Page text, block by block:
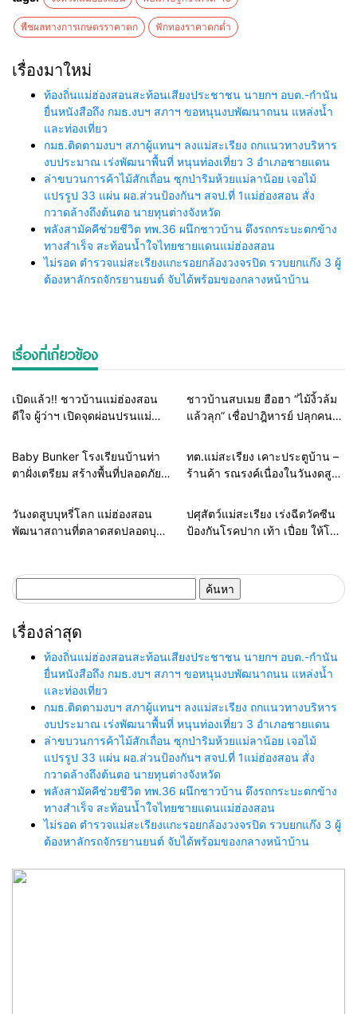
พืชผลทางการเกษตรราคาตก ฟักทองราคาตกต่ำ
เรื่องมาใหม่
ท้องถิ่นแม่ฮ่องสอนสะท้อนเสียงประชาชน นายกฯ อบต.-กำนัน
ยื่นหนังสือถึง กมธ.งบฯ สภาฯ ขอหนุนงบพัฒนาถนน แหล่งน้ำ
และท่องเที่ยว
กมธ.ติดตามงบฯ สภาผู้แทนฯ ลงแม่สะเรียง ถกแนวทางบริหาร
งบประมาณ เร่งพัฒนาพื้นที่ หนุนท่องเที่ยว 3 อำเภอชายแดน
ล่าขบวนการค้าไม้สักเถื่อน ซุกป่าริมห้วยแม่ลาน้อย เจอไม้
แปรรูป 33 แผ่น ผอ.ส่วนป้องกันฯ สจป.ที่ 1แม่ฮ่องสอน สั่ง
กวาดล้างถึงต้นตอ นายทุนต่างจังหวัด
พลังสามัคคีช่วยชีวิต ทพ.36 ผนึกชาวบ้าน ดึงรถกระบะตกข้าง
ทางสำเร็จ สะท้อนน้ำใจไทยชายแดนแม่ฮ่องสอน
ไม่รอด ตำรวจแม่สะเรียงแกะรอยกล้องวงจรปิด รวบยกแก๊ง 3 ผู้
ต้องหาลักรถจักรยานยนต์ จับได้พร้อมของกลางหน้าบ้าน
เรื่องที่เกี่ยวข้อง
รอบรั้วทั่วไทย
เปิดแล้ว!! ชาวบ้านแม่ฮ่องสอน
ดีใจ ผู้ว่าฯ เปิดจุดผ่อนปรนแม่
รอบรั้วทั่วไทย
ชาวบ้านสบเมย ฮือฮา “ไม้งิ้วล้ม
แล้วลุก” เชื่อปาฎิหารย์ ปลุกคนสู้
รอบรั้วทั่วไทย
Baby Bunker โรงเรียนบ้านท่า
ตาฝั่งเตรียม สร้างพื้นที่ปลอดภัย
เรียนรู้
รอบรั้วทั่วไทย
ทต.แม่สะเรียง เคาะประตูบ้าน –
ร้านค้า รณรงค์เนื่องในวันงดสูบ
รอบรั้วทั่วไทย
วันงดสูบบุหรี่โลก แม่ฮ่องสอน
พัฒนาสถานที่ตลาดสดปลอดบุหรี่
รอบรั้วทั่วไทย
ปศุสัตว์แม่สะเรียง เร่งฉีดวัคซีน
ป้องกันโรคปาก เท้า เปื่อย ให้โค
สำหรับ:
เรื่องล่าสุด
ท้องถิ่นแม่ฮ่องสอนสะท้อนเสียงประชาชน นายกฯ อบต.-กำนัน
ยื่นหนังสือถึง กมธ.งบฯ สภาฯ ขอหนุนงบพัฒนาถนน แหล่งน้ำ
และท่องเที่ยว
กมธ.ติดตามงบฯ สภาผู้แทนฯ ลงแม่สะเรียง ถกแนวทางบริหาร
งบประมาณ เร่งพัฒนาพื้นที่ หนุนท่องเที่ยว 3 อำเภอชายแดน
ล่าขบวนการค้าไม้สักเถื่อน ซุกป่าริมห้วยแม่ลาน้อย เจอไม้
แปรรูป 33 แผ่น ผอ.ส่วนป้องกันฯ สจป.ที่ 1แม่ฮ่องสอน สั่ง
กวาดล้างถึงต้นตอ นายทุนต่างจังหวัด
พลังสามัคคีช่วยชีวิต ทพ.36 ผนึกชาวบ้าน ดึงรถกระบะตกข้าง
ทางสำเร็จ สะท้อนน้ำใจไทยชายแดนแม่ฮ่องสอน
ไม่รอด ตำรวจแม่สะเรียงแกะรอยกล้องวงจรปิด รวบยกแก๊ง 3 ผู้
ต้องหาลักรถจักรยานยนต์ จับได้พร้อมของกลางหน้าบ้าน